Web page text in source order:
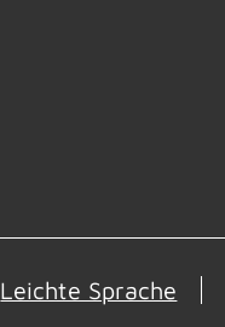
Leichte Sprache